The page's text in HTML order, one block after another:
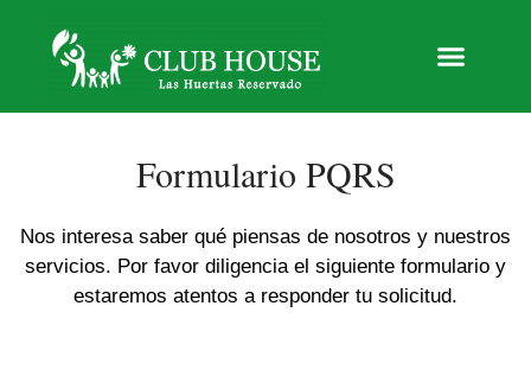
Formulario PQRS
Nos interesa saber qué piensas de nosotros y nuestros
servicios. Por favor diligencia el siguiente formulario y
estaremos atentos a responder tu solicitud.